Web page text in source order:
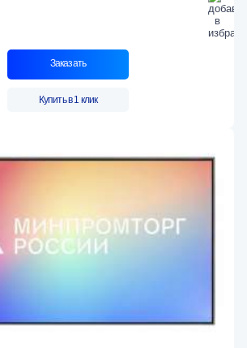
Заказать
Купить в 1 клик